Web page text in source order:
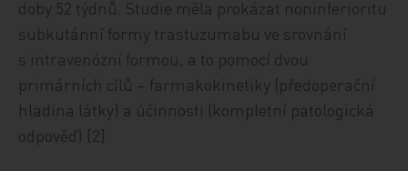
doby 52 týdnů. Studie měla prokázat noninferioritu
subkutánní formy trastuzumabu ve srovnání
s intravenózní formou, a to pomocí dvou
primárních cílů – farmakokinetiky (předoperační
hladina látky) a účinnosti (kompletní patologická
odpověď) [2].